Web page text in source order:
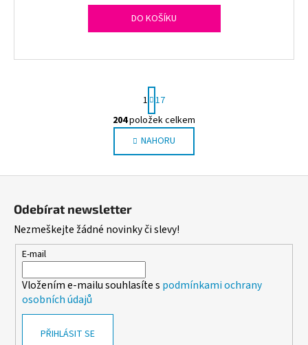
DO KOŠÍKU
O
v
l
á
í
p
k
S
t
r
á
n
k
1 17
204položek celkem
NAHORU
Odebírat newsletter
Nezmeškejte žádné novinky či slevy!
E-mail
Vložením e-mailu souhlasíte s podmínkami ochrany
osobních údajů
PŘIHLÁSIT SE